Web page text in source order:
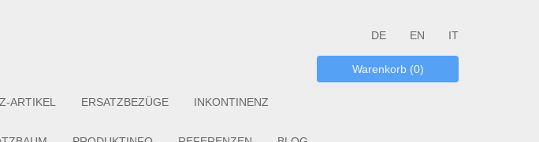
DE EN IT
Warenkorb (0)
ARTIKEL ERSATZBEZÜGE INKONTINENZ